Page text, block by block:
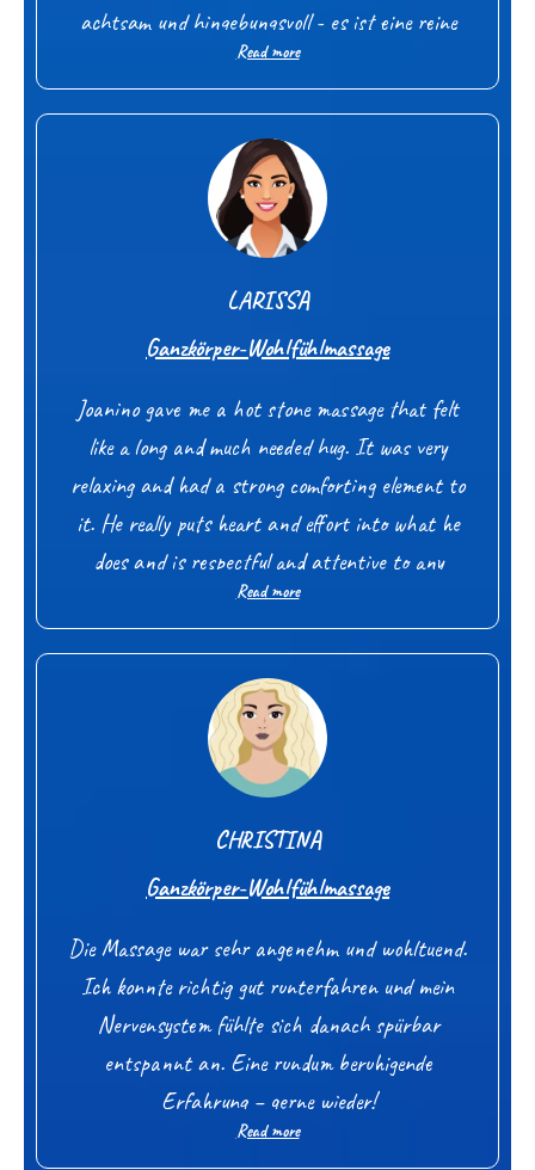
Eine rundum wohltuende Erfahrung, die lange
nachgewirkt hat. Absolute Empfehlung für alle,
ankommen möchten
achtsam und hingebungsvoll - es ist eine reine
Nicht nur mein Körper, mein ganzes
entspannen. Danke für diese besondere und
wertvolle Erfahrung.
Read more
LARISSA
Ganzkörper-Wohlfühlmassage
Joanino gave me a hot stone massage that felt
like a long and much needed hug. It was very
relaxing and had a strong comforting element to
it. He really puts heart and effort into what he
does and is respectful and attentive to any
restrictions or prior injuries.
Read more
CHRISTINA
Ganzkörper-Wohlfühlmassage
Die Massage war sehr angenehm und wohltuend.
Ich konnte richtig gut runterfahren und mein
Nervensystem fühlte sich danach spürbar
entspannt an. Eine rundum beruhigende
Erfahrung – gerne wieder!
Read more